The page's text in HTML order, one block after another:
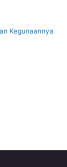
Kegunaannya